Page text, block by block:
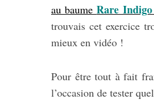
au baumeRare
trouvais cet exercice
mieux en vidéo !
Pour être tout à fait
l’occasion de tester